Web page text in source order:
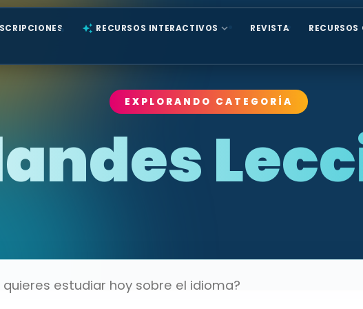
auto_awesome RECURSOS INTERACTIVOS expand_more REVISTA RECURSOS
EXPLORANDO CATEGORÍA